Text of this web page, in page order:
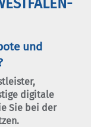
und
digitale
Sie bei der